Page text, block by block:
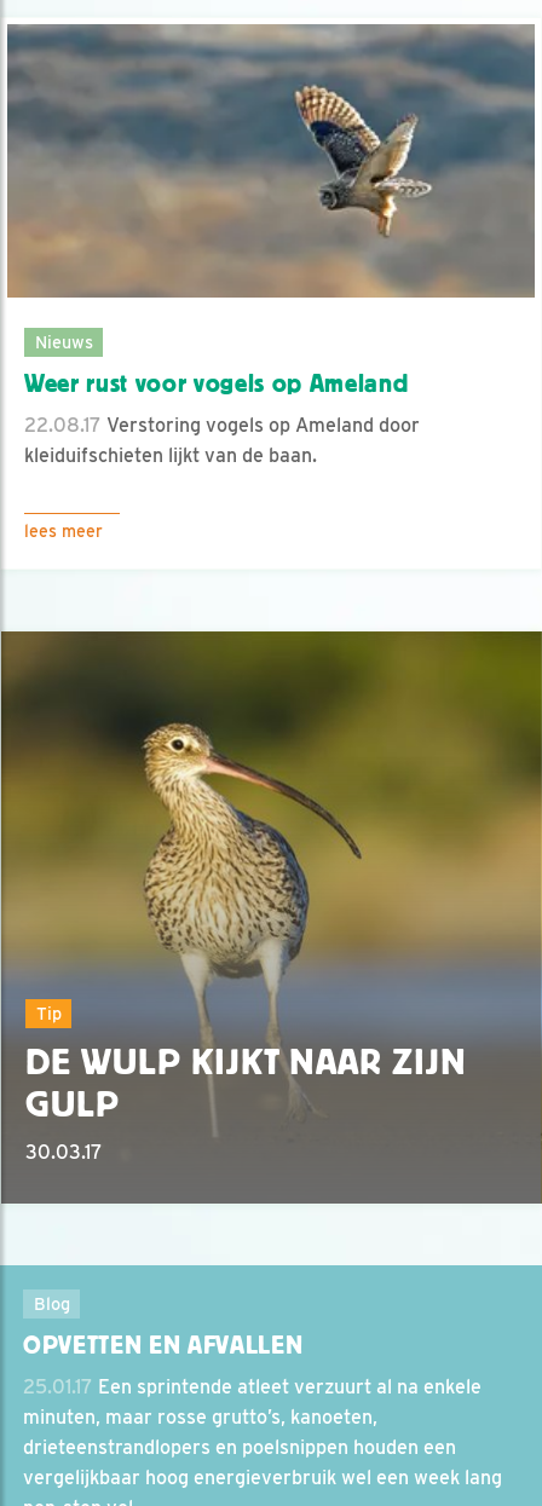
Nieuws
Weer rust voor vogels op Ameland
22.08.17 Verstoring vogels op Ameland door
kleiduifschieten lijkt van de baan.
lees meer
Tip
DE WULP KIJKT NAAR ZIJN
GULP
30.03.17
Blog
OPVETTEN EN AFVALLEN
25.01.17 Een sprintende atleet verzuurt al na enkele
minuten, maar rosse grutto’s, kanoeten,
drieteenstrandlopers en poelsnippen houden een
vergelijkbaar hoog energieverbruik wel een week lang